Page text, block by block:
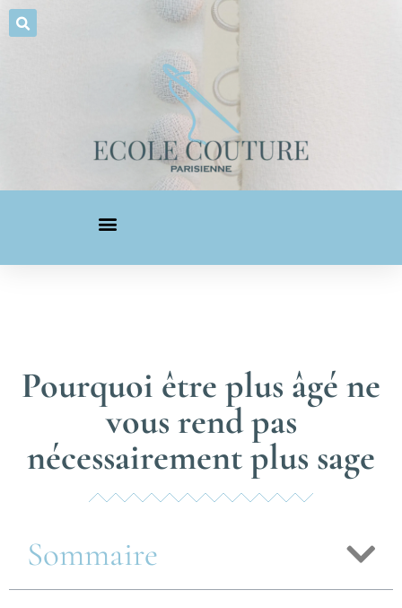
Pourquoi être plus âgé ne
vous rend pas
nécessairement plus sage
Sommaire